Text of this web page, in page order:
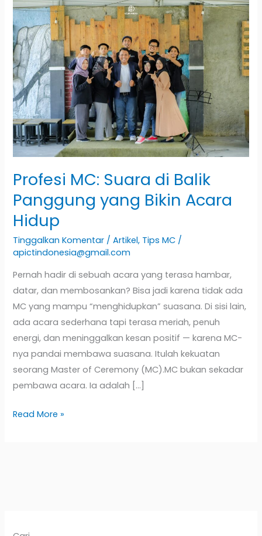
Profesi MC: Suara di Balik
Panggung yang Bikin Acara
Hidup
Tinggalkan Komentar /Artikel, Tips MC /
apictindonesia@gmail.com
Pernah hadir di sebuah acara yang terasa hambar,
datar, dan membosankan? Bisa jadi karena tidak ada
MC yang mampu “menghidupkan” suasana. Di sisi lain,
ada acara sederhana tapi terasa meriah, penuh
energi, dan meninggalkan kesan positif — karena MC-
nya pandai membawa suasana. Itulah kekuatan
seorang Master of Ceremony (MC).MC bukan sekadar
pembawa acara. Ia adalah […]
Profesi
MC:
Suara
di
Balik
Panggung
yang
Bikin
Acara
Hidup
Read More »